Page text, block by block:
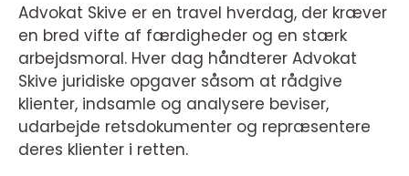
Advokat Skive er en travel hverdag, der kræver
en bred vifte af færdigheder og en stærk
arbejdsmoral. Hver dag håndterer Advokat
Skive juridiske opgaver såsom at rådgive
klienter, indsamle og analysere beviser,
udarbejde retsdokumenter og repræsentere
deres klienter i retten.